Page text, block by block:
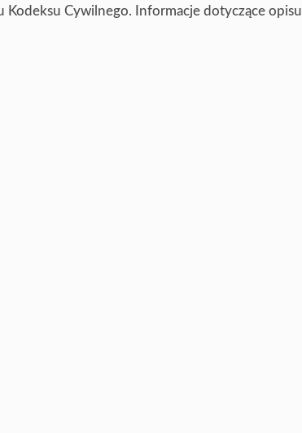
Cywilnego. Informacje dotyczące opisu